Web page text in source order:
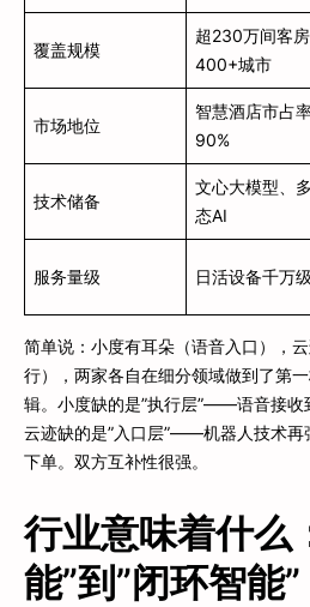
覆盖规模
超230万间客房
400+城市
市场地位
智慧酒店市占
90%
技术储备
文心大模型、
态AI
服务量级 日活设备千万级
简单说：小度有耳朵（语音入口），
行），两家各自在细分领域做到了第
辑。小度缺的是”执行层”——语音接收
云迹缺的是”入口层”——机器人技术再
下单。双方互补性很强。
行业意味着什么
能”到”闭环智能”